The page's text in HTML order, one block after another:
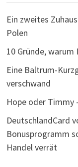
Ein zweites
Polen
10 Gründe,
Eine Baltrum-
verschwand
Hope oder Timmy
DeutschlandCard
Bonusprogramm
Handel verrät